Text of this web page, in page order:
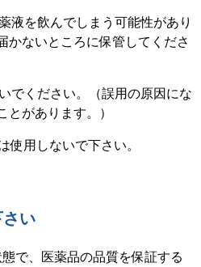
液を飲んでしまう可能性があり
かないところに保管してくださ
でください。（誤用の原因にな
があります。）
使用しないで下さい。
い
で、医薬品の品質を保証する